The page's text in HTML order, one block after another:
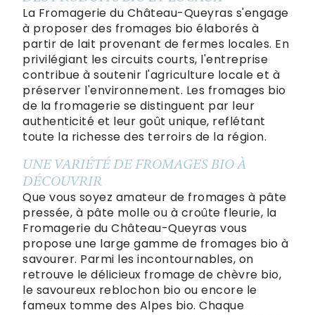
La Fromagerie du Château-Queyras s'engage
à proposer des fromages bio élaborés à
partir de lait provenant de fermes locales. En
privilégiant les circuits courts, l'entreprise
contribue à soutenir l'agriculture locale et à
préserver l'environnement. Les fromages bio
de la fromagerie se distinguent par leur
authenticité et leur goût unique, reflétant
toute la richesse des terroirs de la région.
UNE VARIÉTÉ DE FROMAGES BIO À
DÉCOUVRIR
Que vous soyez amateur de fromages à pâte
pressée, à pâte molle ou à croûte fleurie, la
Fromagerie du Château-Queyras vous
propose une large gamme de fromages bio à
savourer. Parmi les incontournables, on
retrouve le délicieux fromage de chèvre bio,
le savoureux reblochon bio ou encore le
fameux tomme des Alpes bio. Chaque